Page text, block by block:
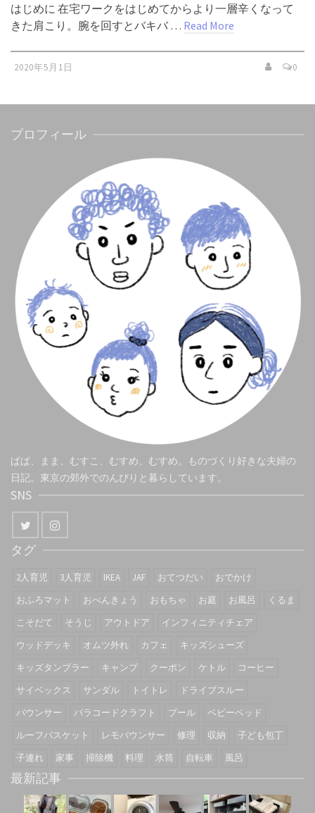
はじめに 在宅ワークをはじめてからより一層辛くなって
きた肩こり。腕を回すとバキバ … Read More
2020年5月1日 0
プロフィール
ぱぱ、まま、むすこ、むすめ、むすめ。ものづくり好きな夫婦の
日記。東京の郊外でのんびりと暮らしています。
SNS
タグ
2人育児 3人育児 IKEA JAF おてつだい
おでかけ
おふろマット
おべんきょう おもちゃ お庭 お風呂
くるま
こそだて
そうじ アウトドア
インフィニティチェア
ウッドデッキ
オムツ外れ カフェ
キッズシューズ
キッズタンブラー
キャンプ クーポン ケトル
コーヒー
サイベックス
サンダル トイトレ
ドライブスルー
バウンサー
パラコードクラフト プール
ベビーベッド
ルーフバスケット
レモバウンサー 修理 収納
子ども包丁
子連れ
家事 掃除機 料理 水筒 自転車 風呂
最新記事